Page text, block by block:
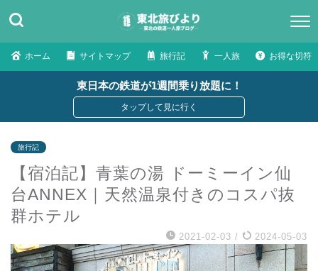
ホーム サイトマップ 旅行記 一人旅 お得な切符
東日本の鉄道が1週間乗り放題に！
旅行記
【宿泊記】青葉の湯 ドーミーイン仙
台ANNEX｜天然温泉付きのコスパ抜
群ホテル
2021-02-03 / 2024-05-03